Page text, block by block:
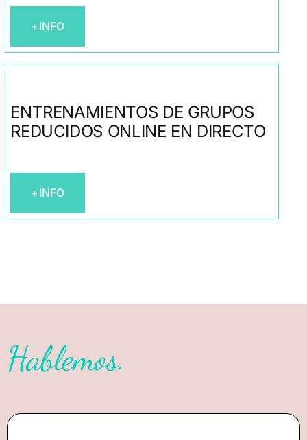
+INFO
ENTRENAMIENTOS DE GRUPOS
REDUCIDOS ONLINE EN DIRECTO
+INFO
Hablemos.